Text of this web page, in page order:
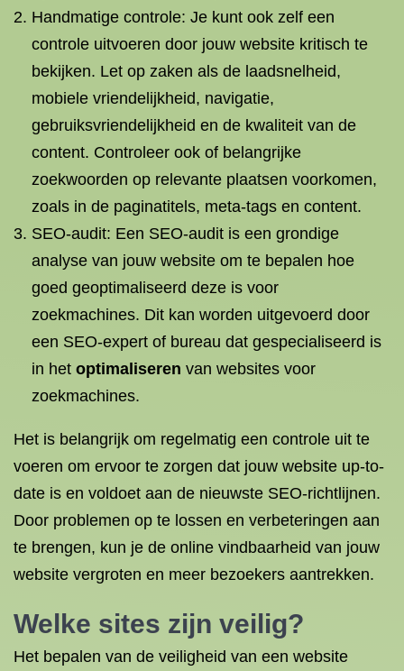
Handmatige controle: Je kunt ook zelf een
controle uitvoeren door jouw website kritisch te
bekijken. Let op zaken als de laadsnelheid,
mobiele vriendelijkheid, navigatie,
gebruiksvriendelijkheid en de kwaliteit van de
content. Controleer ook of belangrijke
zoekwoorden op relevante plaatsen voorkomen,
zoals in de paginatitels, meta-tags en content.
SEO-audit: Een SEO-audit is een grondige
analyse van jouw website om te bepalen hoe
goed geoptimaliseerd deze is voor
zoekmachines. Dit kan worden uitgevoerd door
een SEO-expert of bureau dat gespecialiseerd is
in het optimaliseren van websites voor
zoekmachines.
Het is belangrijk om regelmatig een controle uit te
voeren om ervoor te zorgen dat jouw website up-to-
date is en voldoet aan de nieuwste SEO-richtlijnen.
Door problemen op te lossen en verbeteringen aan
te brengen, kun je de online vindbaarheid van jouw
website vergroten en meer bezoekers aantrekken.
Welke sites zijn veilig?
Het bepalen van de veiligheid van een website